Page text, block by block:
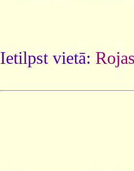
Ietilpst vietā: